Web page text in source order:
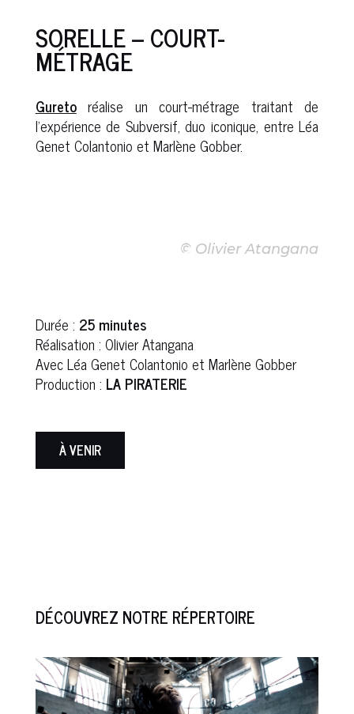
SORELLE – COURT-
MÉTRAGE
Gureto réalise un court-métrage traitant de
l’expérience de Subversif, duo iconique, entre Léa
Genet Colantonio et Marlène Gobber.
© Olivier Atangana
Durée : 25 minutes
Réalisation : Olivier Atangana
Avec Léa Genet Colantonio et Marlène Gobber
Production : LA PIRATERIE
À VENIR
DÉCOUVREZ NOTRE RÉPERTOIRE